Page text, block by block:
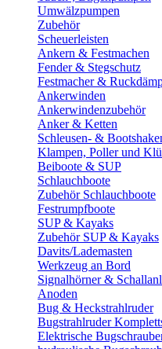
Umwälzpumpen
Zubehör
Scheuerleisten
Ankern & Festmachen
Fender & Stegschutz
Festmacher &
Ankerwinden
Ankerwindenzubehör
Anker & Ketten
Schleusen- &
Klampen, Poller und
Beiboote & SUP
Schlauchboote
Zubehör Schlauchboote
Festrumpfboote
SUP & Kayaks
Zubehör SUP & Kayaks
Davits/Lademasten
Werkzeug an Bord
Signalhörner &
Anoden
Bug & Heckstrahlruder
Bugstrahlruder
Elektrische